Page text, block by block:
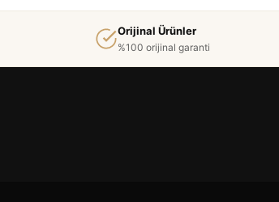
Orijinal Ürünler
%100 orijinal garanti